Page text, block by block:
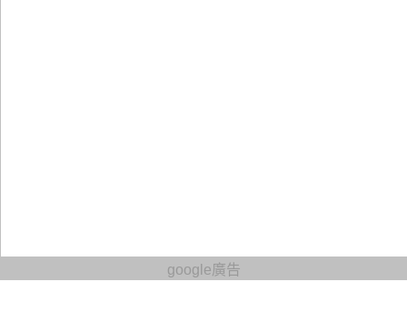
google廣告